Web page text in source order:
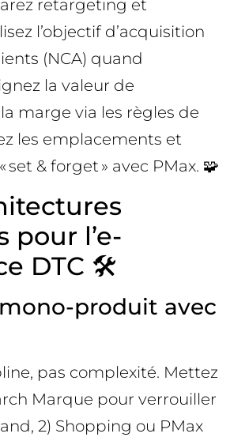
retargeting et
l’objectif d’acquisition
(NCA) quand
la valeur de
marge via les règles de
les emplacements et
set & forget » avec PMax. 🧩
pour l’e-
DTC 🛠️
produit avec
pas complexité. Mettez
Marque pour verrouiller
2) Shopping ou PMax